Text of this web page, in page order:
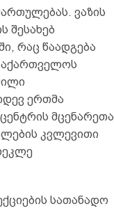
ვაზის
შესახებ
რაც წაადგება
ერთმა
მცენარეთა
კვლევითი
სათანადო